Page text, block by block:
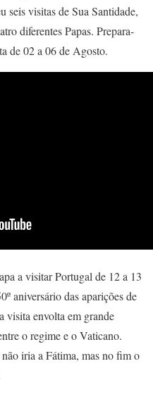
seis visitas de Sua Santidade,
diferentes Papas. Prepara-
de 02 a 06 de Agosto.
a visitar Portugal de 12 a 13
aniversário das aparições de
visita envolta em grande
o regime e o Vaticano.
iria a Fátima, mas no fim o